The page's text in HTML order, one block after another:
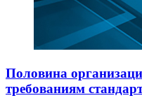
Половина
требованиям